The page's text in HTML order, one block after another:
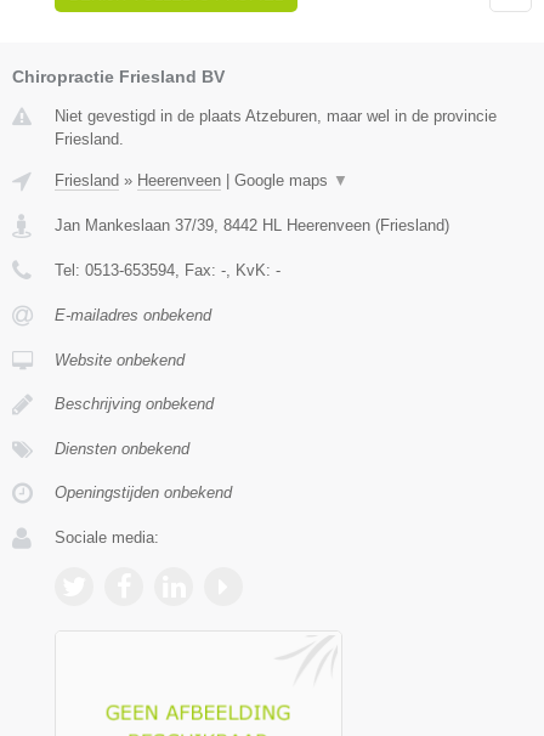
Chiropractie Friesland BV
Niet gevestigd in de plaats Atzeburen, maar wel in de provincie
Friesland.
Friesland » Heerenveen Google maps ▼
Jan Mankeslaan 37/39 8442 HL Heerenveen (Friesland)
Tel: 0513-653594 , Fax: - , KvK: -
E-mailadres onbekend
Website onbekend
Beschrijving onbekend
Diensten onbekend
Openingstijden onbekend
Sociale media: